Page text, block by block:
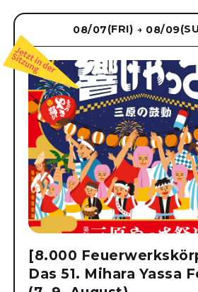
08/07(FRI) → 08/09
[8.000
Das 51. Mihara Yassa